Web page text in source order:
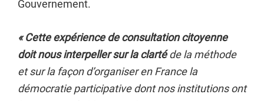
Gouvernement.
« Cette expérience de consultation citoyenne
doit nous interpeller sur la clartéde la méthode
et sur la façon d’organiser en France la
démocratie participative dont nos institutions ont